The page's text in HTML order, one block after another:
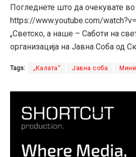
Погледнете што да очекувате во
https://www.youtube.com/
„Светско, а наше – Саботи на
организација на Јавна Соба од
Tags: „Калата“ Јавна соба Мини